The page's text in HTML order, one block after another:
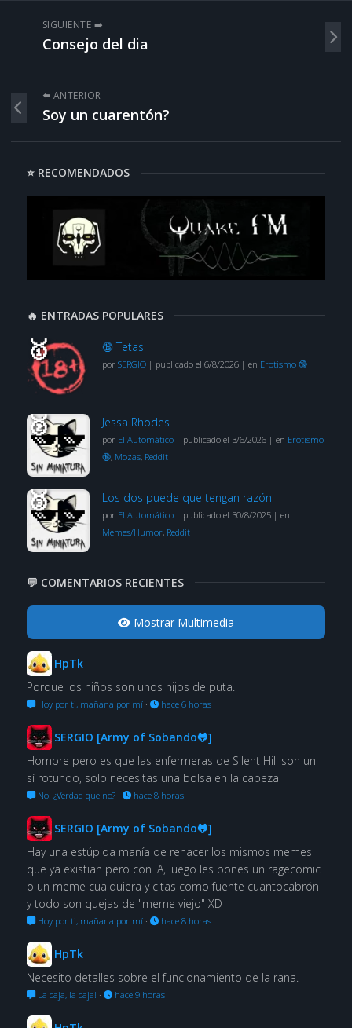
SIGUIENTE ➡️
Consejo del dia
⬅️ ANTERIOR
Soy un cuarentón?
⭐ RECOMENDADOS
🔥 ENTRADAS POPULARES
🔞 Tetas
por SERGIO| publicado el 6/8/2026| en Erotismo 🔞
Jessa Rhodes
por El Automático| publicado el 3/6/2026| en Erotismo
🔞, Mozas, Reddit
Los dos puede que tengan razón
por El Automático| publicado el 30/8/2025| en
Memes/Humor, Reddit
💬 COMENTARIOS RECIENTES
Mostrar Multimedia
HpTk
Porque los niños son unos hijos de puta.
Hoy por ti, mañana por mí· hace 6 horas
SERGIO [Army of Sobando🐸]
Hombre pero es que las enfermeras de Silent Hill son un
sí rotundo, solo necesitas una bolsa en la cabeza
No. ¿Verdad que no?· hace 8 horas
SERGIO [Army of Sobando🐸]
Hay una estúpida manía de rehacer los mismos memes
que ya existian pero con IA, luego les pones un ragecomic
o un meme cualquiera y citas como fuente cuantocabrón
y todo son quejas de "meme viejo" XD
Hoy por ti, mañana por mí· hace 8 horas
HpTk
Necesito detalles sobre el funcionamiento de la rana.
La caja, la caja! · hace 9 horas